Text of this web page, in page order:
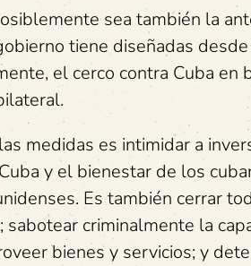
sea también la
tiene diseñadas
el cerco contra Cuba
medidas es intimidar a
y el bienestar de los
Es también cerrar
sabotear criminalmente la
bienes y servicios; y